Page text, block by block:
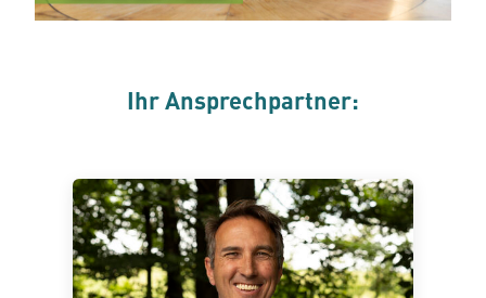
Ihr Ansprechpartner: